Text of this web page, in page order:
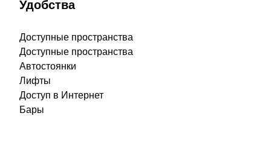
Удобства
Доступные пространства
Доступные пространства
Автостоянки
Лифты
Доступ в Интернет
Бары